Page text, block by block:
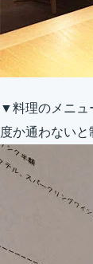
▼料理のメニュ
度か通わないと